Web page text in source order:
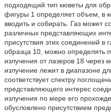
подходящий тип кюветы для
фигуры 1 определяет объем, в
вводить и собирать. Газ может
различных представляющих
присутствия этих соединений в
образца 10, можно определять
излучения от лазеров 18 через
излучение лежит в диапазоне
соответствует спектру
представляющего интерес
излучения по мере его
обусловлено присутствием